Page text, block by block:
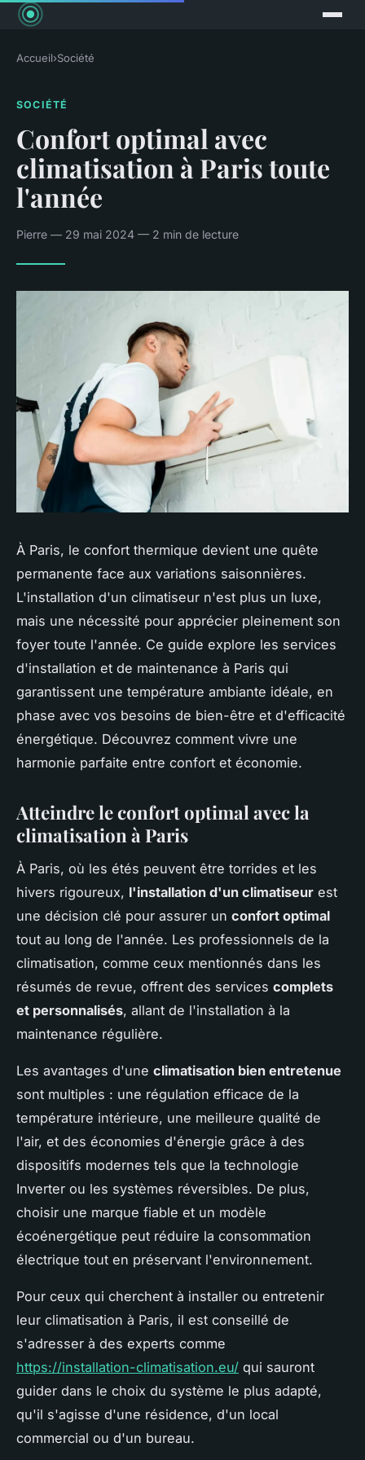
Accueil›Société
SOCIÉTÉ
Confort optimal avec
climatisation à Paris toute
l'année
Pierre — 29 mai 2024 — 2 min de lecture
À Paris, le confort thermique devient une quête
permanente face aux variations saisonnières.
L'installation d'un climatiseur n'est plus un luxe,
mais une nécessité pour apprécier pleinement son
foyer toute l'année. Ce guide explore les services
d'installation et de maintenance à Paris qui
garantissent une température ambiante idéale, en
phase avec vos besoins de bien-être et d'efficacité
énergétique. Découvrez comment vivre une
harmonie parfaite entre confort et économie.
Atteindre le confort optimal avec la
climatisation à Paris
À Paris, où les étés peuvent être torrides et les
hivers rigoureux, l'installation d'un climatiseur est
une décision clé pour assurer un confort optimal
tout au long de l'année. Les professionnels de la
climatisation, comme ceux mentionnés dans les
résumés de revue, offrent des services complets
et personnalisés, allant de l'installation à la
maintenance régulière.
Les avantages d'une climatisation bien entretenue
sont multiples : une régulation efficace de la
température intérieure, une meilleure qualité de
l'air, et des économies d'énergie grâce à des
dispositifs modernes tels que la technologie
Inverter ou les systèmes réversibles. De plus,
choisir une marque fiable et un modèle
écoénergétique peut réduire la consommation
électrique tout en préservant l'environnement.
Pour ceux qui cherchent à installer ou entretenir
leur climatisation à Paris, il est conseillé de
s'adresser à des experts comme
https://installation-climatisation.eu/ qui sauront
guider dans le choix du système le plus adapté,
qu'il s'agisse d'une résidence, d'un local
commercial ou d'un bureau.